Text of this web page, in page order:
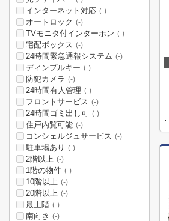
インターネット対応 (-)
オートロック (-)
TVモニタ付インターホン (-)
宅配ボックス (-)
24時間緊急通報システム (-)
ディンプルキー (-)
防犯カメラ (-)
24時間有人管理 (-)
フロントサービス (-)
24時間ゴミ出し可 (-)
住戸内覧可能 (-)
コンシェルジュサービス (-)
駐車場あり (-)
2階以上 (-)
1階の物件 (-)
10階以上 (-)
20階以上 (-)
最上階 (-)
南向き (-)